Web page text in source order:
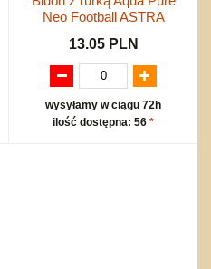
Neo Football ASTRA
13.05 PLN
wysyłamy w ciągu 72h
ilość dostępna: 56 *